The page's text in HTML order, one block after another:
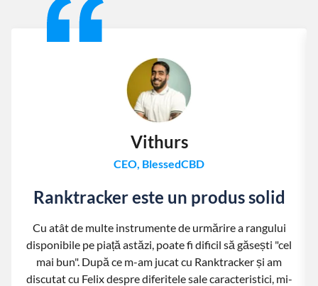
Vithurs
CEO, BlessedCBD
Ranktracker este un produs solid
Cu atât de multe instrumente de urmărire a rangului
disponibile pe piață astăzi, poate fi dificil să găsești "cel
mai bun". După ce m-am jucat cu Ranktracker și am
discutat cu Felix despre diferitele sale caracteristici, mi-